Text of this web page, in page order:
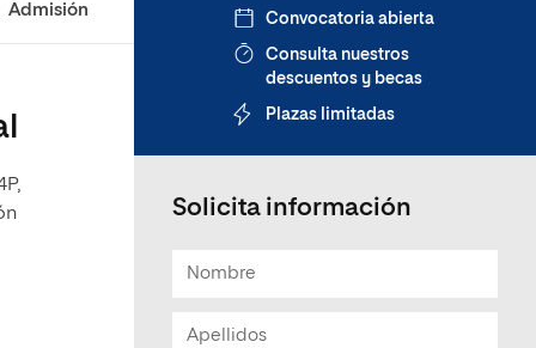
Admisión Convocatoria abierta
Consulta nuestros
descuentos y becas
Plazas limitadas
Solicita información